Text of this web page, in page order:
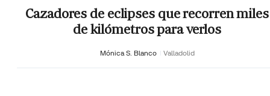
Cazadores de eclipses que recorren miles
de kilómetros para verlos
Mónica S. Blanco Valladolid